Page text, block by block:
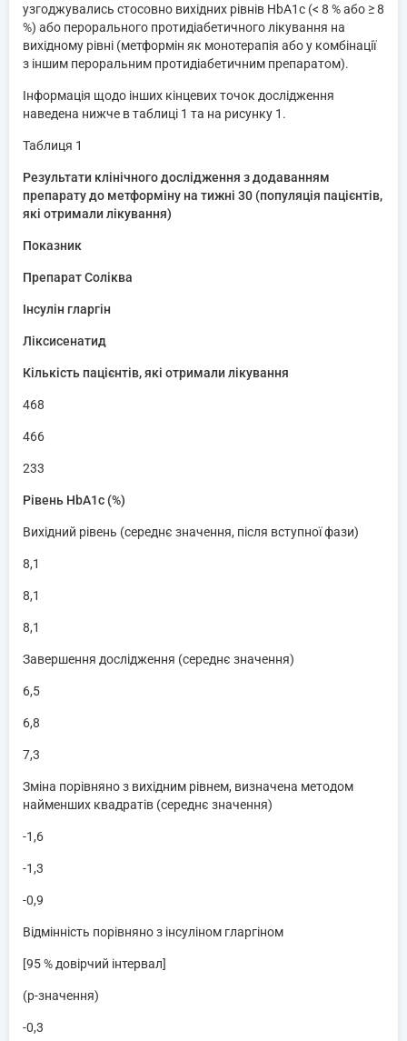
узгоджувались стосовно вихідних рівнів HbA1c (< 8 % або ≥ 8
%) або перорального протидіабетичного лікування на
вихідному рівні (метформін як монотерапія або у комбінації
з іншим пероральним протидіабетичним препаратом).
Інформація щодо інших кінцевих точок дослідження
наведена нижче в таблиці 1 та на рисунку 1.
Таблиця 1
Результати клінічного дослідження з додаванням
препарату до метформіну на тижні 30 (популяція пацієнтів,
які отримали лікування)
Показник
Препарат Соліква
Інсулін гларгін
Ліксисенатид
Кількість пацієнтів, які отримали лікування
468
466
233
Рівень HbA1c (%)
Вихідний рівень (середнє значення, після вступної фази)
8,1
8,1
8,1
Завершення дослідження (середнє значення)
6,5
6,8
7,3
Зміна порівняно з вихідним рівнем, визначена методом
найменших квадратів (середнє значення)
-1,6
-1,3
-0,9
Відмінність порівняно з інсуліном гларгіном
[95 % довірчий інтервал]
(p-значення)
-0,3